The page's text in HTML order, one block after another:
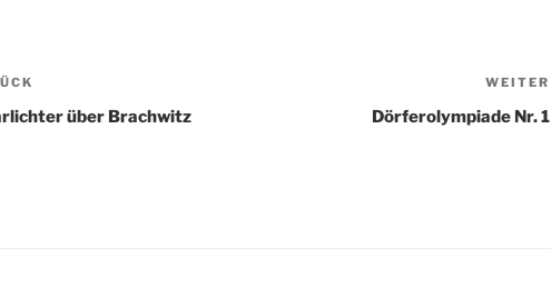
über Brachwitz
WEITER
Dörferolympiade Nr. 1